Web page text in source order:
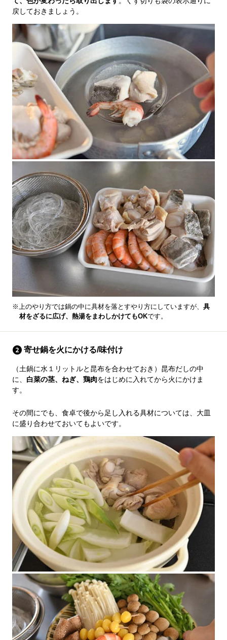
戻しておきましょう。
※上のやり方では鍋の中に具材を落とすやり方にしていますが、 具
材をざるに広げ、熱湯をまわしかけてもOKです。
寄せ鍋を火にかける/味付け
（土鍋に水１リットルと昆布を合わせておき）昆布だしの中
に、 白菜の茎、ねぎ、鶏肉をはじめに入れてから火にかけま
す。
その間にでも、食卓で後から足し入れる具材については、大皿
に盛り合わせておいてもよいです。